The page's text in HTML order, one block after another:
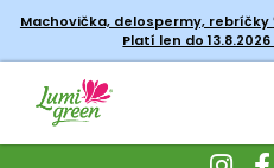
Machovička, delospermy, rebríčky
Platí len do